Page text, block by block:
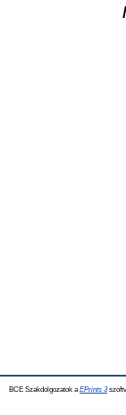
BCE Szakdolgozatok a EPrints 3